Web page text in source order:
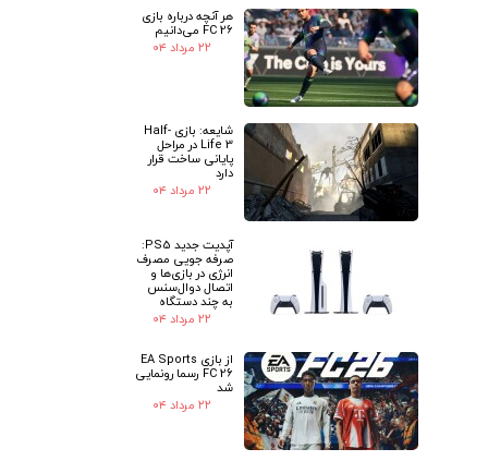
هر آنچه درباره بازی
FC 26 می‌دانیم
۲۲ مرداد ۰۴
شایعه: بازی Half-
Life 3 در مراحل
پایانی ساخت قرار
دارد
۲۲ مرداد ۰۴
آپدیت جدید PS5:
صرفه جویی مصرف
انرژی در بازی‌ها و
اتصال دوال‌سنس
به چند دستگاه
۲۲ مرداد ۰۴
از بازی EA Sports
FC 26 رسما رونمایی
شد
۲۲ مرداد ۰۴